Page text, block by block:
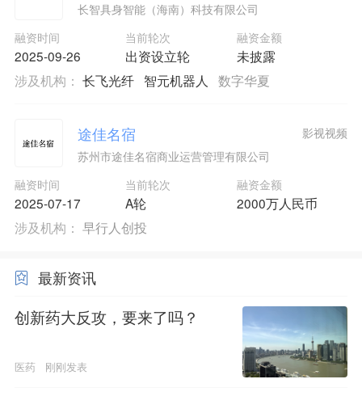
长智具身智能（海南）科技有限公司
融资时间
2025-09-26
当前轮次
出资设立轮
融资金额
未披露
涉及机构： 长飞光纤 智元机器人 数字华夏
途佳名宿
苏州市途佳名宿商业运营管理有限公司
融资时间
2025-07-17
当前轮次
A轮
融资金额
2000万人民币
影视视频
涉及机构： 早行人创投
最新资讯
创新药大反攻，要来了吗？
医药 刚刚发表